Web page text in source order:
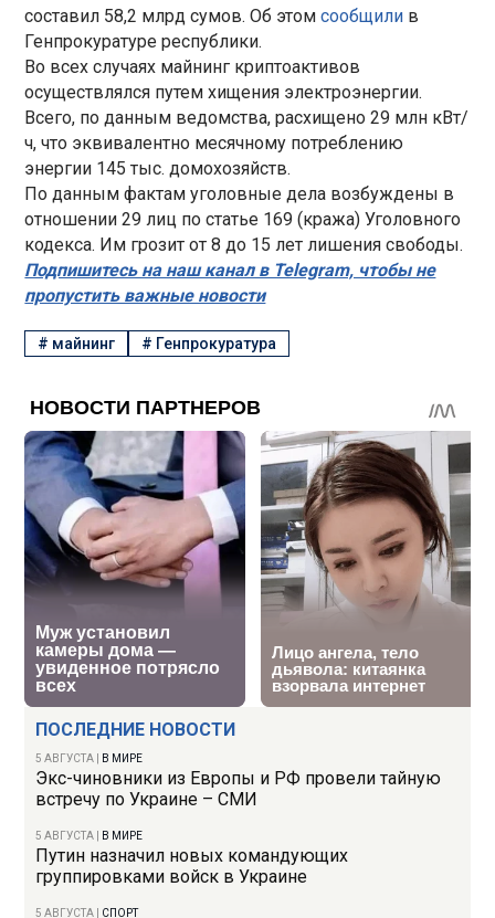
ПОСЛЕДНИЕ НОВОСТИ
5 АВГУСТА В МИРЕ
Экс-чиновники из Европы и РФ провели тайную
встречу по Украине – СМИ
5 АВГУСТА В МИРЕ
Путин назначил новых командующих
группировками войск в Украине
5 АВГУСТА СПОРТ
составил 58,2 млрд сумов. Об этомсообщили в
Генпрокуратуре республики.
Во всех случаях майнинг криптоактивов
осуществлялся путем хищения электроэнергии.
Всего, по данным ведомства, расхищено 29 млн кВт/
ч, что эквивалентно месячному потреблению
энергии 145 тыс. домохозяйств.
По данным фактам уголовные дела возбуждены в
отношении 29 лиц по статье 169 (кража) Уголовного
кодекса. Им грозит от 8 до 15 лет лишения свободы.
Подпишитесь на наш канал в Telegram, чтобы не
пропустить важные новости
# майнинг # Генпрокуратура